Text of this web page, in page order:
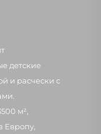
детские
и расчески с
м²,
Европу,